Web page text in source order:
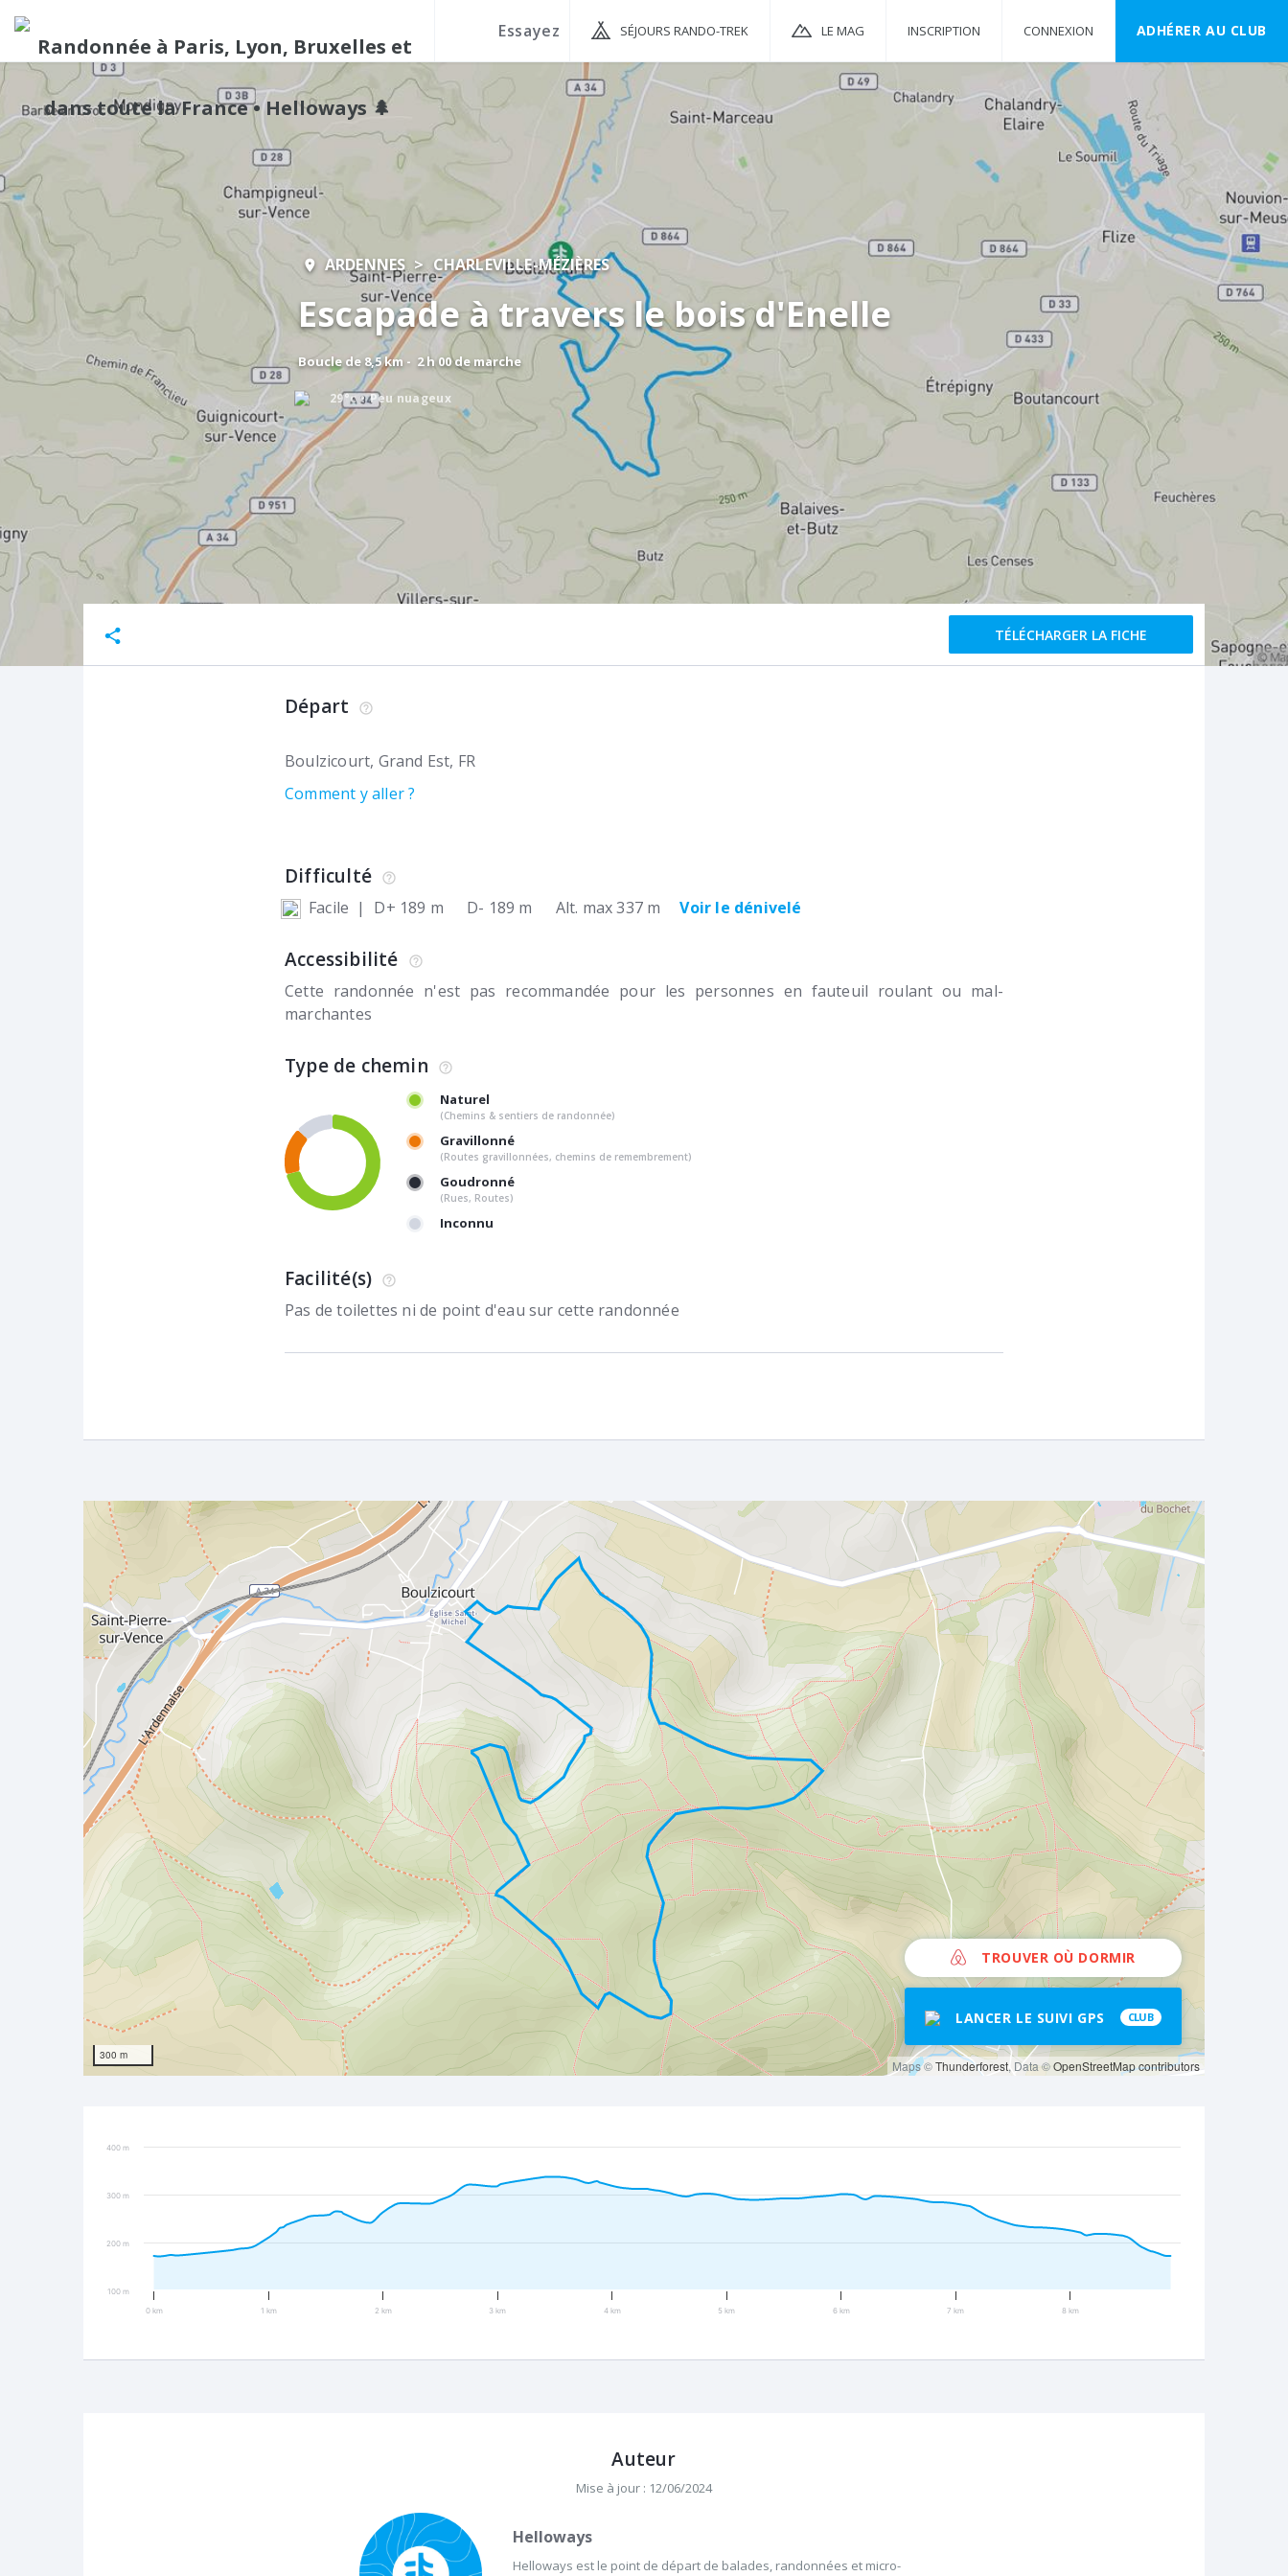
SÉJOURS RANDO-TREK LE MAG INSCRIPTION CONNEXION ADHÉRER AU CLUB
ARDENNES CHARLEVILLE-MÉZIÈRES
Escapade à travers le bois d'Enelle
Boucle de 8,5 km - 2 h 00 de marche
29°c Peu nuageux
TÉLÉCHARGER LA FICHE
Départ
Boulzicourt Grand Est FR
Comment y aller ?
Difficulté
Facile | D+ 189 m D- 189 m Alt. max 337 m Voir le dénivelé
Accessibilité
Cette randonnée n'est pas recommandée pour les personnes en fauteuil roulant ou mal-
marchantes
Type de chemin
Naturel
(Chemins & sentiers de randonnée)
Gravillonné
(Routes gravillonnées, chemins de remembrement)
Goudronné
(Rues, Routes)
Inconnu
Facilité(s)
Pas de toilettes ni de point d'eau sur cette randonnée
300 m
Maps ©Thunderforest, Data ©OpenStreetMap contributors
TROUVER OÙ DORMIR
LANCER LE SUIVI GPS CLUB
0 km 1 km 2 km 3 km 4 km 5 km 6 km 7 km 8 km
100 m
200 m
300 m
400 m
Auteur
Mise à jour : 12/06/2024
Helloways
Helloways est le point de départ de balades, randonnées et micro-